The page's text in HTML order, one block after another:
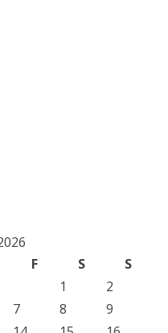
F S
S
1
2
7 8
9